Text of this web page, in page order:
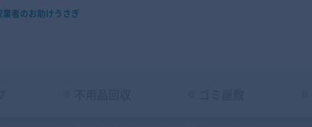
者のお助けうさぎ